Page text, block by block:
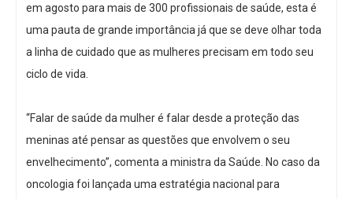
em agosto para mais de 300 profissionais de saúde, esta é
uma pauta de grande importância já que se deve olhar toda
a linha de cuidado que as mulheres precisam em todo seu
ciclo de vida.
“Falar de saúde da mulher é falar desde a proteção das
meninas até pensar as questões que envolvem o seu
envelhecimento”, comenta a ministra da Saúde. No caso da
oncologia foi lançada uma estratégia nacional para